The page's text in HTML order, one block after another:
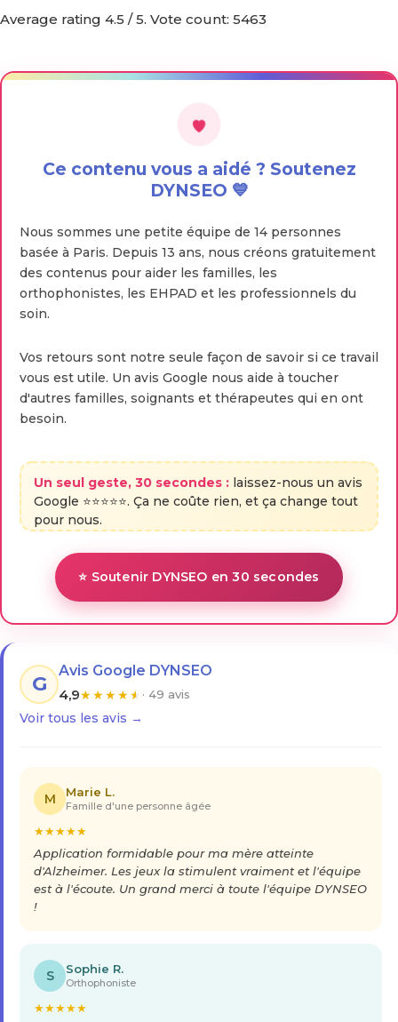
Average rating 4.5 / 5. Vote count: 5463
Ce contenu vous a aidé ? Soutenez
DYNSEO 💙
Nous sommes une petite équipe de 14 personnes
basée à Paris. Depuis 13 ans, nous créons gratuitement
des contenus pour aider les familles, les
orthophonistes, les EHPAD et les professionnels du
soin.
Vos retours sont notre seule façon de savoir si ce travail
vous est utile. Un avis Google nous aide à toucher
d'autres familles, soignants et thérapeutes qui en ont
besoin.
Un seul geste, 30 secondes : laissez-nous un avis
Google ⭐⭐⭐⭐⭐. Ça ne coûte rien, et ça change tout
pour nous.
⭐ Soutenir DYNSEO en 30 secondes
G
Avis Google DYNSEO
4,9★★★★★ · 49 avis
Voir tous les avis →
M Marie L.
Famille d'une personne âgée
★★★★★
Application formidable pour ma mère atteinte
d'Alzheimer. Les jeux la stimulent vraiment et l'équipe
est à l'écoute. Un grand merci à toute l'équipe DYNSEO
!
S Sophie R.
Orthophoniste
★★★★★